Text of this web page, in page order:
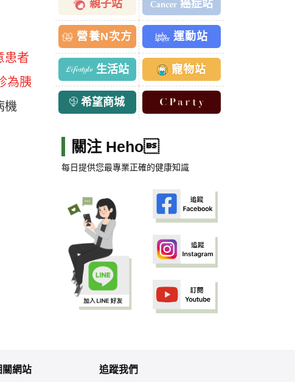
患者
為胰
機
親子站 癌症站
營養N次方 運動站
生活站 寵物站
希望商城
關注 Heho
每日提供您最專業正確的健康知識
關網站 追蹤我們